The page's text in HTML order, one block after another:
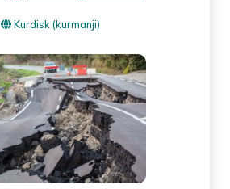
Kurdisk (kurmanji)